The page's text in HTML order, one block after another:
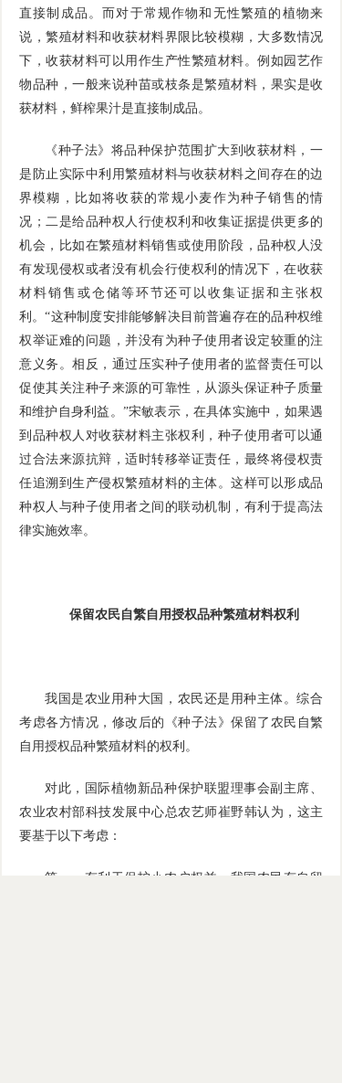
直接制成品。而对于常规作物和无性繁殖的植物来
说，繁殖材料和收获材料界限比较模糊，大多数情况
下，收获材料可以用作生产性繁殖材料。例如园艺作
物品种，一般来说种苗或枝条是繁殖材料，果实是收
获材料，鲜榨果汁是直接制成品。
《种子法》将品种保护范围扩大到收获材料，一
是防止实际中利用繁殖材料与收获材料之间存在的边
界模糊，比如将收获的常规小麦作为种子销售的情
况；二是给品种权人行使权利和收集证据提供更多的
机会，比如在繁殖材料销售或使用阶段，品种权人没
有发现侵权或者没有机会行使权利的情况下，在收获
材料销售或仓储等环节还可以收集证据和主张权
利。“这种制度安排能够解决目前普遍存在的品种权维
权举证难的问题，并没有为种子使用者设定较重的注
意义务。相反，通过压实种子使用者的监督责任可以
促使其关注种子来源的可靠性，从源头保证种子质量
和维护自身利益。”宋敏表示，在具体实施中，如果遇
到品种权人对收获材料主张权利，种子使用者可以通
过合法来源抗辩，适时转移举证责任，最终将侵权责
任追溯到生产侵权繁殖材料的主体。这样可以形成品
种权人与种子使用者之间的联动机制，有利于提高法
律实施效率。
保留农民自繁自用授权品种繁殖材料权利
我国是农业用种大国，农民还是用种主体。综合
考虑各方情况，修改后的《种子法》保留了农民自繁
自用授权品种繁殖材料的权利。
对此，国际植物新品种保护联盟理事会副主席、
农业农村部科技发展中心总农艺师崔野韩认为，这主
要基于以下考虑：
第一，有利于保护小农户权益。我国农民有自留